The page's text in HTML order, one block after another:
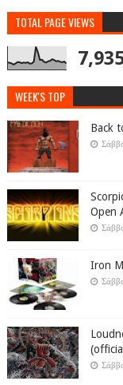
TOTAL PAGE VIEWS
WEEK'S TOP
Back
Open
Iron